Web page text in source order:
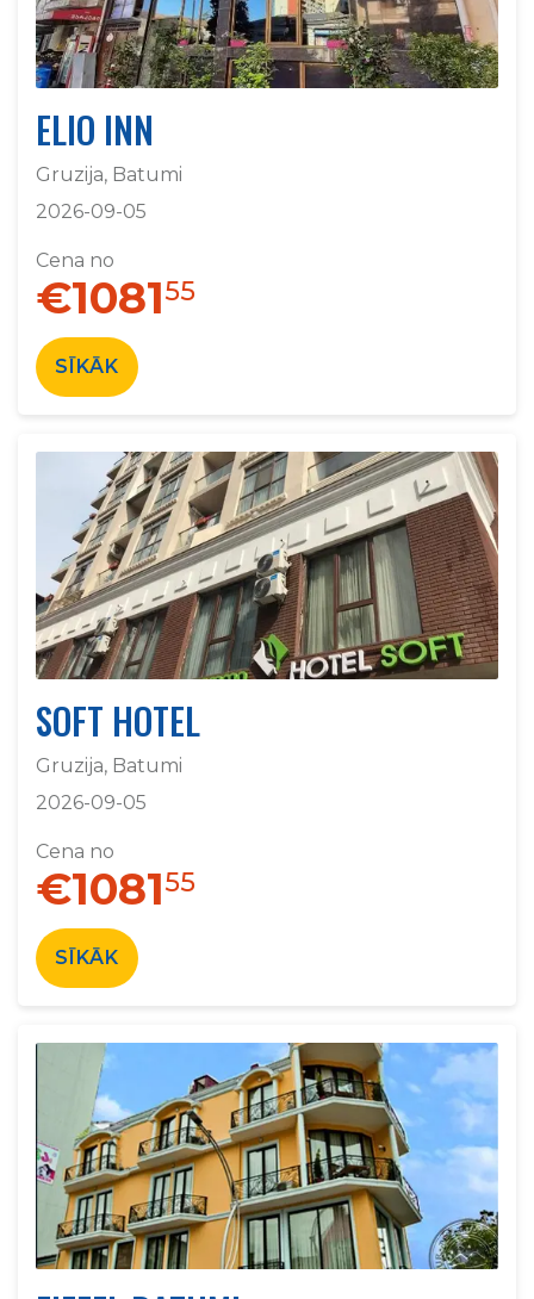
ELIO INN
Gruzija, Batumi
2026-09-05
Cena no
€108155
SĪKĀK
SOFT HOTEL
Gruzija, Batumi
2026-09-05
Cena no
€108155
SĪKĀK